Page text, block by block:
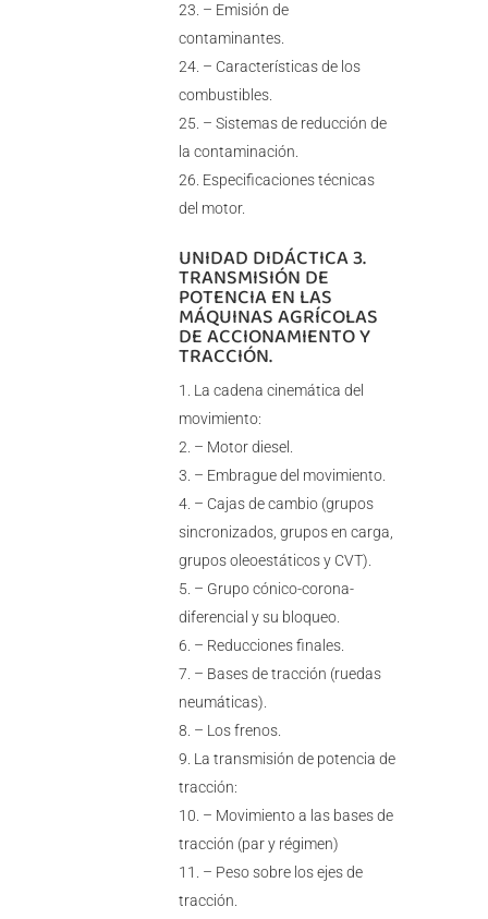
– Emisión de
contaminantes.
– Características de los
combustibles.
– Sistemas de reducción de
la contaminación.
Especificaciones técnicas
del motor.
UNIDAD DIDÁCTICA 3.
TRANSMISIÓN DE
POTENCIA EN LAS
MÁQUINAS AGRÍCOLAS
DE ACCIONAMIENTO Y
TRACCIÓN.
La cadena cinemática del
movimiento:
– Motor diesel.
– Embrague del movimiento.
– Cajas de cambio (grupos
sincronizados, grupos en carga,
grupos oleoestáticos y CVT).
– Grupo cónico-corona-
diferencial y su bloqueo.
– Reducciones finales.
– Bases de tracción (ruedas
neumáticas).
– Los frenos.
La transmisión de potencia de
tracción:
– Movimiento a las bases de
tracción (par y régimen)
– Peso sobre los ejes de
tracción.